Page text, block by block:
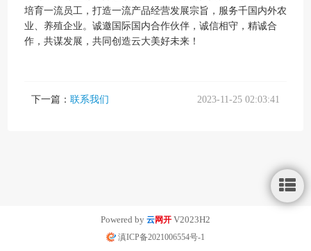
培育一流员工，打造一流产品经营发展宗旨，服务千国内外农
业、养殖企业。诚邀国际国内合作伙伴，诚信相守，精诚合
作，共谋发展，共同创造云大美好未来！
下一篇： 联系我们 2023-11-25 02:03:41
侧
Powered by 云网开 V2023H2
滇ICP备2021006554号-1